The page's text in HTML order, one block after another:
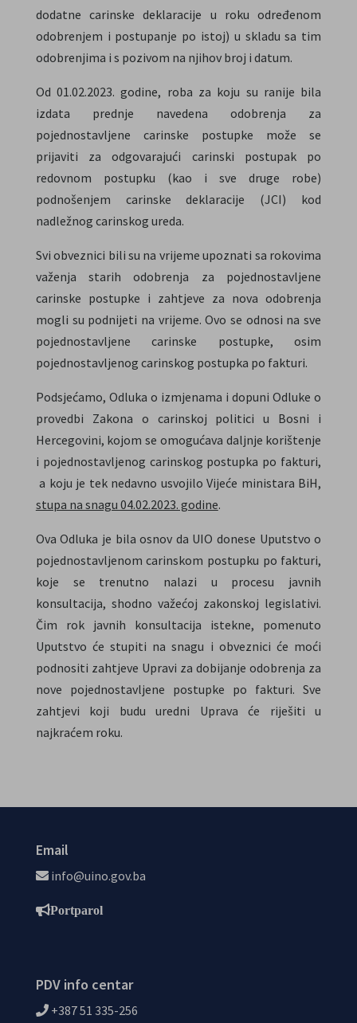
dodatne carinske deklaracije u roku određenom
odobrenjem i postupanje po istoj) u skladu sa tim
odobrenjima i s pozivom na njihov broj i datum.
Od 01.02.2023. godine, roba za koju su ranije bila
izdata prednje navedena odobrenja za
pojednostavljene carinske postupke može se
prijaviti za odgovarajući carinski postupak po
redovnom postupku (kao i sve druge robe)
podnošenjem carinske deklaracije (JCI) kod
nadležnog carinskog ureda.
Svi obveznici bili su na vrijeme upoznati sa rokovima
važenja starih odobrenja za pojednostavljene
carinske postupke i zahtjeve za nova odobrenja
mogli su podnijeti na vrijeme. Ovo se odnosi na sve
pojednostavljene carinske postupke, osim
pojednostavljenog carinskog postupka po fakturi.
Podsjećamo, Odluka o izmjenama i dopuni Odluke o
provedbi Zakona o carinskoj politici u Bosni i
Hercegovini, kojom se omogućava daljnje korištenje
i pojednostavljenog carinskog postupka po fakturi,
a koju je tek nedavno usvojilo Vijeće ministara BiH,
stupa na snagu 04.02.2023. godine.
Ova Odluka je bila osnov da UIO donese Uputstvo o
pojednostavljenom carinskom postupku po fakturi,
koje se trenutno nalazi u procesu javnih
konsultacija, shodno važećoj zakonskoj legislativi.
Čim rok javnih konsultacija istekne, pomenuto
Uputstvo će stupiti na snagu i obveznici će moći
podnositi zahtjeve Upravi za dobijanje odobrenja za
nove pojednostavljene postupke po fakturi. Sve
zahtjevi koji budu uredni Uprava će riješiti u
najkraćem roku.
Email
info@uino.gov.ba
Portparol
PDV info centar
+387 51 335-256